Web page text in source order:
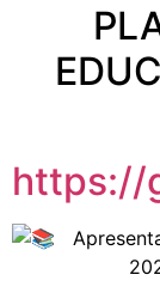
https://